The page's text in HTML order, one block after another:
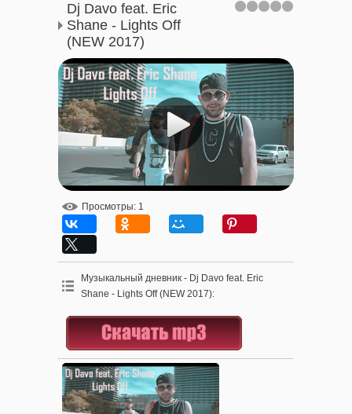
Dj Davo feat. Eric
Shane - Lights Off
(NEW 2017)
Просмотры: 1
Музыкальный дневник - Dj Davo feat. Eric
Shane - Lights Off (NEW 2017):